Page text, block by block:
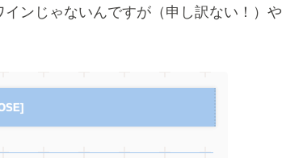
ンじゃないんですが（申し訳ない！）や